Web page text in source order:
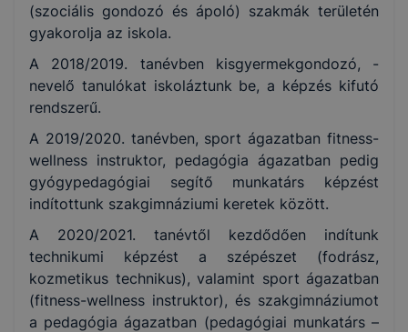
(szociális gondozó és ápoló) szakmák területén
gyakorolja az iskola.
A 2018/2019. tanévben kisgyermekgondozó, -
nevelő tanulókat iskoláztunk be, a képzés kifutó
rendszerű.
A 2019/2020. tanévben, sport ágazatban fitness-
wellness instruktor, pedagógia ágazatban pedig
gyógypedagógiai segítő munkatárs képzést
indítottunk szakgimnáziumi keretek között.
A 2020/2021. tanévtől kezdődően indítunk
technikumi képzést a szépészet (fodrász,
kozmetikus technikus), valamint sport ágazatban
(fitness-wellness instruktor), és szakgimnáziumot
a pedagógia ágazatban (pedagógiai munkatárs –